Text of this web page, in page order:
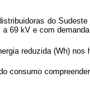
do Sudeste
69 kV e com
reduzida (Wh) nos
consumo